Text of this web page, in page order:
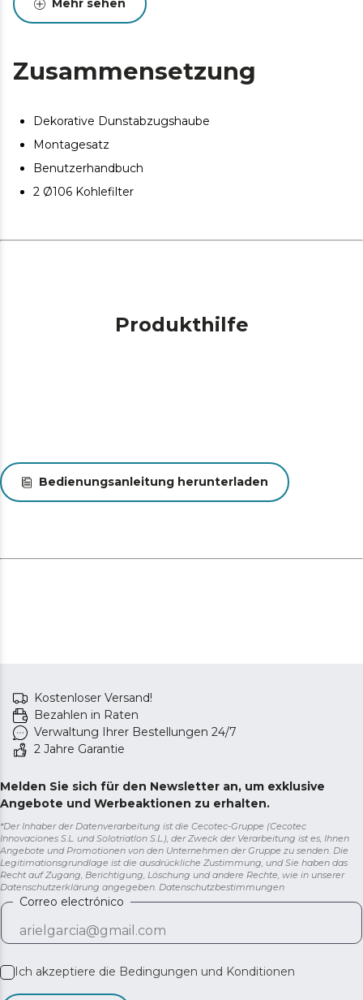
3 Leistungsstufen:
Kohlefilter, der sowohl schlechte Gerüche als auch
Rauch beseitigt.
Entfernung von Fett und Rauch.
LED-Beleuchtung.
Mehr sehen
Zusammensetzung
Dekorative Dunstabzugshaube
Montagesatz
Benutzerhandbuch
2 Ø106 Kohlefilter
Produkthilfe
Bedienungsanleitung herunterladen
Kostenloser Versand!
Bezahlen in Raten
Verwaltung Ihrer Bestellungen 24/7
2 Jahre Garantie
Melden Sie sich für den Newsletter an, um exklusive
Angebote und Werbeaktionen zu erhalten.
*Der Inhaber der Datenverarbeitung ist die Cecotec-Gruppe (Cecotec
Innovaciones S.L. und Solotriatlon S.L.), der Zweck der Verarbeitung ist es, Ihnen
Angebote und Promotionen von den Unternehmen der Gruppe zu senden. Die
Legitimationsgrundlage ist die ausdrückliche Zustimmung, und Sie haben das
Recht auf Zugang, Berichtigung, Löschung und andere Rechte, wie in unserer
Datenschutzerklärung angegeben. Datenschutzbestimmungen
Correo electrónico
Ich akzeptiere die Bedingungen und Konditionen